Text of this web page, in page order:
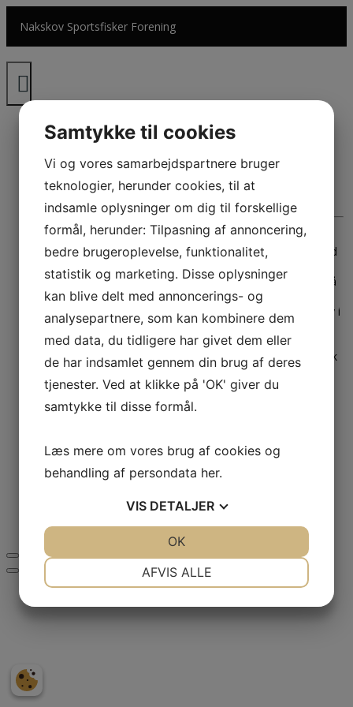
indholdet
Nakskov Sportsfisker Forening
Pirketur på
Langelandsbæltet.
Skrevet den5. maj 2021afFormanden iTurreferater
Søndag d. 25/4-2021 Afholdte Nakskov Sportsfiskerforening
pirketur på Langelandsbæltet. Turen blev sejlet fra Langø med
Amigo med 12 deltagere ombord. Da der dagene op til turen
ikke var de store meldinger om godt fiskeri, blev der prøvet på
et par af de mange vrag i det sydlige Langelandsbælt. Det
forløb dog uden det helt store held for deltagerne, så der blev i
stedet for søgt efter buler længere oppe i bæltet, desværre
også med sparsomt resultat. Dagens resultat blev derfor kun
13 torsk med i havn til de 12 deltagere. Dagens tre største fisk
blev fanget af følgende: 1. Allan Hartkopp. 3,56kg. 2. Tor
Bentsen. 3,08kg. 3. Jesper Andreasen. 2,47kg.
Navn:Jakob Brun
Nakskov Sportsfiskerforening
Vejlegade 37,4900 Nakskov
Tlf.:
50495106
info@nsf-nakskov.dk
Designet af
Samtykke til cookies
Vi og vores samarbejdspartnere bruger
teknologier, herunder cookies, til at
indsamle oplysninger om dig til forskellige
formål, herunder: Tilpasning af annoncering,
bedre brugeroplevelse, funktionalitet,
statistik og marketing. Disse oplysninger
kan blive delt med annoncerings- og
analysepartnere, som kan kombinere dem
med data, du tidligere har givet dem eller
de har indsamlet gennem din brug af deres
tjenester. Ved at klikke på 'OK' giver du
samtykke til disse formål.
Læs mere om vores brug af cookies og
behandling af persondata her.
VIS DETALJER
AFVIS ALLE
OK